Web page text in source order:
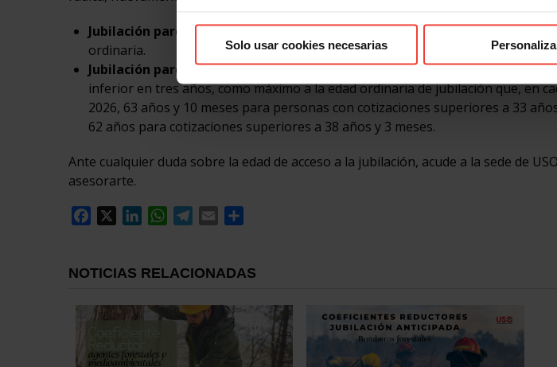
Solo usar cookies necesarias
Jubilación parcial sin contrato de relevo: la edad de jubilación será la
ordinaria.
Jubilación parcial con contrato de relevo: tener cumplida en la fecha del
inferior en tres años, como máximo a la edad ordinaria de jubilación que, en
2026, 63 años y 10 meses para personas con cotizaciones superiores a 33
62 años para cotizaciones superiores a 38 años y 3 meses.
Ante cualquier duda sobre la edad de acceso a la jubilación, acude a la sede de
asesorarte.
Facebook
LinkedInWhatsApp
Telegram
Email
NOTICIAS RELACIONADAS